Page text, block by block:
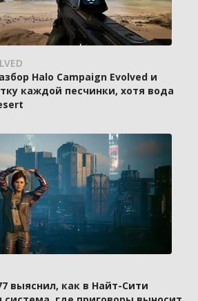
Halo Campaign Evolved и
каждой песчинки, хотя вода
выяснил, как в Найт-Сити